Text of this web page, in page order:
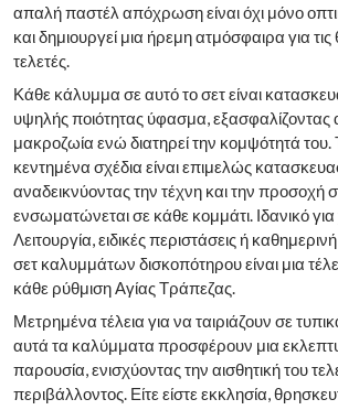
απαλή παστέλ απόχρωση είναι όχι μόνο
και δημιουργεί μια ήρεμη ατμόσφαιρα για
τελετές.
Κάθε κάλυμμα σε αυτό το σετ είναι
υψηλής ποιότητας ύφασμα, εξασφαλίζοντας
μακροζωία ενώ διατηρεί την κομψότητά
κεντημένα σχέδια είναι επιμελώς
αναδεικνύοντας την τέχνη και την προσοχή
ενσωματώνεται σε κάθε κομμάτι. Ιδανικό
Λειτουργία, ειδικές περιστάσεις ή
σετ καλυμμάτων δισκοπότηρου είναι μια
κάθε ρύθμιση Αγίας Τράπεζας.
Μετρημένα τέλεια για να ταιριάζουν σε
αυτά τα καλύμματα προσφέρουν μια
παρουσία, ενισχύοντας την αισθητική του
περιβάλλοντος. Είτε είστε εκκλησία,